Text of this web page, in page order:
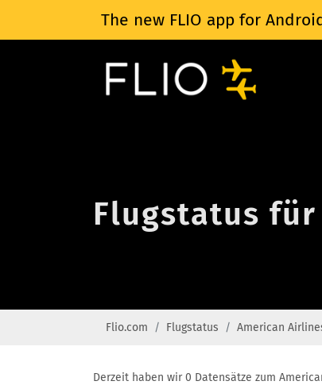
The new FLIO app for
Flugstatus
Flio.com Flugstatus American
Derzeit haben wir 0 Datensätze zum